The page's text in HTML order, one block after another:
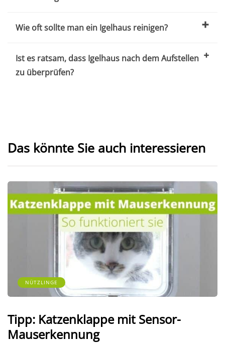
Wie oft sollte man ein Igelhaus reinigen?
Ist es ratsam, dass Igelhaus nach dem Aufstellen
zu überprüfen?
Das könnte Sie auch interessieren
NÜTZLINGE
Tipp: Katzenklappe mit Sensor-
Mauserkennung